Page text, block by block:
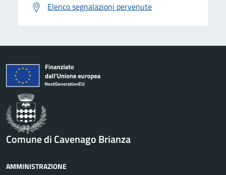
Elenco segnalazioni pervenute
Comune di Cavenago Brianza
AMMINISTRAZIONE